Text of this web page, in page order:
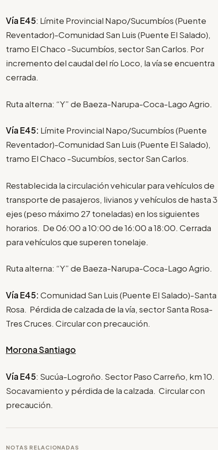
Vía E45: Límite Provincial Napo/Sucumbíos (Puente
Reventador)-Comunidad San Luis (Puente El Salado),
tramo El Chaco -Sucumbíos, sector San Carlos. Por
incremento del caudal del río Loco, la vía se encuentra
cerrada.
Ruta alterna: “Y” de Baeza-Narupa-Coca-Lago Agrio.
Vía E45: Límite Provincial Napo/Sucumbíos (Puente
Reventador)-Comunidad San Luis (Puente El Salado),
tramo El Chaco -Sucumbíos, sector San Carlos.
Restablecida la circulación vehicular para vehículos de
transporte de pasajeros, livianos y vehículos de hasta 3
ejes (peso máximo 27 toneladas) en los siguientes
horarios. De 06:00 a 10:00 de 16:00 a 18:00. Cerrada
para vehículos que superen tonelaje.
Ruta alterna: “Y” de Baeza-Narupa-Coca-Lago Agrio.
Vía E45: Comunidad San Luis (Puente El Salado)-Santa
Rosa. Pérdida de calzada de la vía, sector Santa Rosa-
Tres Cruces. Circular con precaución.
Morona Santiago
Vía E45: Sucúa-Logroño. Sector Paso Carreño, km 10.
Socavamiento y pérdida de la calzada. Circular con
precaución.
NOTAS RELACIONADAS